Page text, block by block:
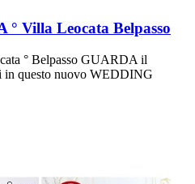
Villa Leocata Belpasso
° Belpasso GUARDA il
in questo nuovo WEDDING